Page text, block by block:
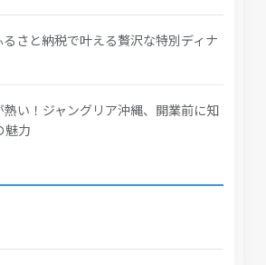
さと納税で叶える贅沢な特別ディナ
い！ジャングリア沖縄、開業前に知
魅力